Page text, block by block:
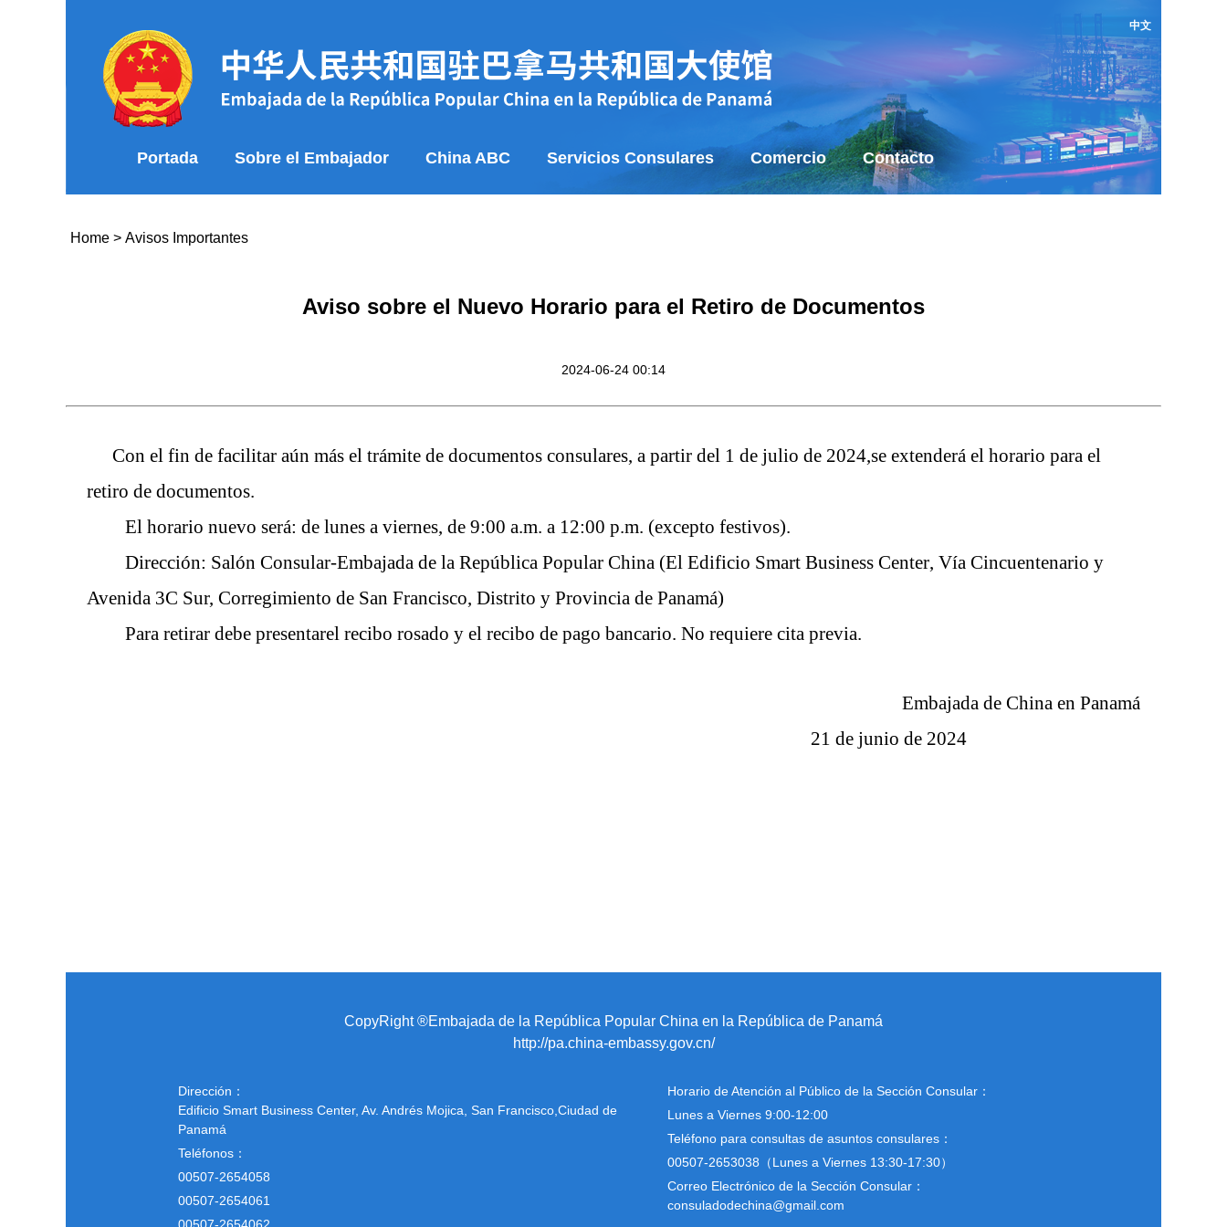
中文
Portada Sobre el Embajador China ABC Servicios Consulares Comercio Contacto
Home > Avisos Importantes
Aviso sobre el Nuevo Horario para el Retiro de Documentos
2024-06-24 00:14
Con el fin de facilitar aún más el trámitede documentos consulares, a partir del 1 de julio de 2024,se extenderá el horario para el
retiro de documentos.
El horario nuevo será: delunes a viernes, de 9:00 a.m. a 12:00 p.m. (exceptofestivos).
Dirección: Salón Consular-Embajadade la República PopularChina (El Edificio Smart Business Center, Vía Cincuentenario y
Avenida 3C Sur, Corregimiento de San Francisco, Distrito y Provincia de Panamá)
Para retirar debe presentarel recibo rosado y el recibode pagobancario. No requiere cita previa.
Embajada de China en Panamá
21 dejunio de 2024
CopyRight ®Embajada de la República Popular China en la República de Panamá
http://pa.china-embassy.gov.cn/
Dirección：
Edificio Smart Business Center, Av. Andrés Mojica, San Francisco,Ciudad de
Panamá
Teléfonos：
00507-2654058
00507-2654061
Horario de Atención al Público de la Sección Consular：
Lunes a Viernes 9:00-12:00
Teléfono para consultas de asuntos consulares：
00507-2653038（Lunes a Viernes 13:30-17:30）
Correo Electrónico de la Sección Consular：
consuladodechina@gmail.com